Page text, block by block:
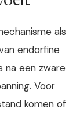
als
endorfine
na een zware
Voor
komen of